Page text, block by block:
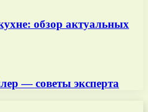
обзор актуальных
— советы эксперта